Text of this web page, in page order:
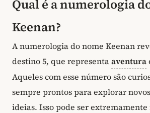
Qual é a numerologia
Keenan?
A numerologia do nome Keenan
destino 5, que representaaventura
Aqueles com esse número são
sempre prontos para explorar
ideias. Isso pode ser